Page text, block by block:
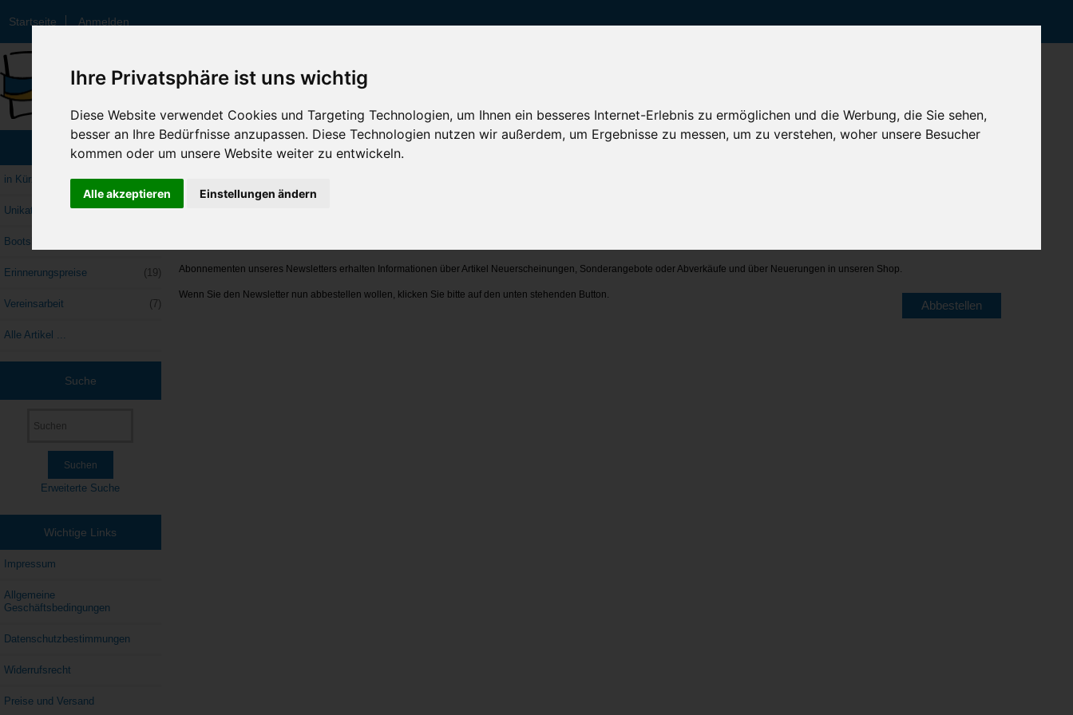
Ihre Privatsphäre ist uns wichtig
Diese Website verwendet Cookies und Targeting Technologien, um Ihnen ein besseres Internet-Erlebnis zu ermöglichen und die Werbung, die Sie sehen,
besser an Ihre Bedürfnisse anzupassen. Diese Technologien nutzen wir außerdem, um Ergebnisse zu messen, um zu verstehen, woher unsere Besucher
kommen oder um unsere Website weiter zu entwickeln.
Alle akzeptieren Einstellungen ändern
Startseite Anmelden
Kategorien
in Kürze
Unikate (14)
Bootsklassen->
Erinnerungspreise (19)
Vereinsarbeit (7)
Alle Artikel ...
Suche
Erweiterte Suche
Wichtige Links
Impressum
Allgemeine
Geschäftsbedingungen
Datenschutzbestimmungen
Widerrufsrecht
Preise und Versand
Startseite:: Newsletter abbestellen
Newsletter abbestellen
Abonnementen unseres Newsletters erhalten Informationen über Artikel Neuerscheinungen, Sonderangebote oder Abverkäufe und über Neuerungen in unseren Shop.
Wenn Sie den Newsletter nun abbestellen wollen, klicken Sie bitte auf den unten stehenden Button.
Abbestellen